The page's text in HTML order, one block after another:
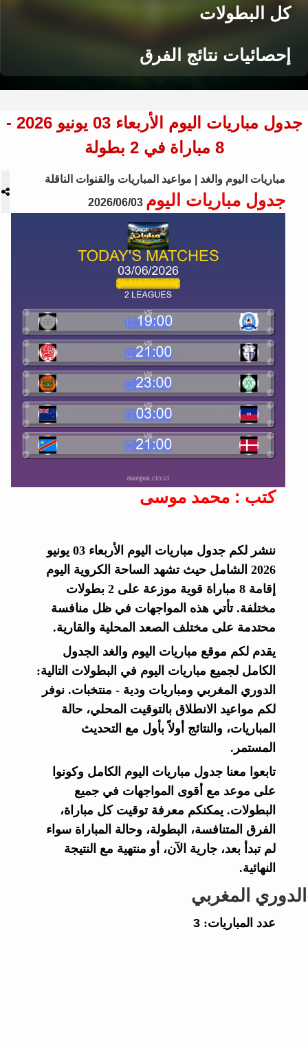
كل البطولات
إحصائيات نتائج الفرق
جدول مباريات اليوم الأربعاء 03 يونيو 2026 -
8 مباراة في 2 بطولة
مباريات اليوم والغد | مواعيد المباريات والقنوات الناقلة
جدول مباريات اليوم 2026/06/03
كتب : محمد موسى
ننشر لكم جدول مباريات اليوم الأربعاء 03 يونيو
2026 الشامل حيث تشهد الساحة الكروية اليوم
إقامة 8 مباراة قوية موزعة على 2 بطولات
مختلفة. تأتي هذه المواجهات في ظل منافسة
محتدمة على مختلف الصعد المحلية والقارية.
يقدم لكم موقع مباريات اليوم والغد الجدول
الكامل لجميع مباريات اليوم في البطولات التالية:
الدوري المغربي ومباريات ودية - منتخبات. نوفر
لكم مواعيد الانطلاق بالتوقيت المحلي، حالة
المباريات، والنتائج أولاً بأول مع التحديث
المستمر.
تابعوا معنا جدول مباريات اليوم الكامل وكونوا
على موعد مع أقوى المواجهات في جميع
البطولات. يمكنكم معرفة توقيت كل مباراة،
الفرق المتنافسة، البطولة، وحالة المباراة سواء
لم تبدأ بعد، جارية الآن، أو منتهية مع النتيجة
النهائية.
الدوري المغربي
عدد المباريات:3